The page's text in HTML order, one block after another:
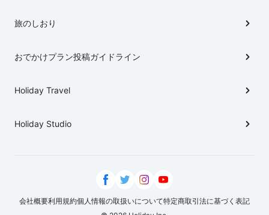
旅のしおり
おでかけプラン投稿ガイドライン
Holiday Travel
Holiday Studio
会社概要利用規約個人情報の取扱いについて特定商取引法に基づく表記